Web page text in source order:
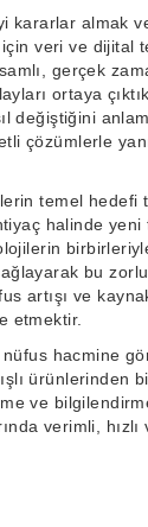
kararlar almak
veri ve dijital
gerçek
ortaya
değiştiğini
çözümlerle
temel hedefi
halinde
bu
artışı ve kaynak
etmektir.
hacmine
ürünlerinden
ve
verimli,